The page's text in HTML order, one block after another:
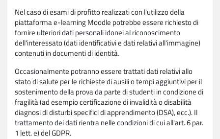
Nel caso di esami di profitto realizzati con l'utilizzo della
piattaforma e-learning Moodle potrebbe essere richiesto di
fornire ulteriori dati personali idonei al riconoscimento
dell'interessato (dati identificativi e dati relativi all'immagine)
contenuti in documenti di identità.
Occasionalmente potranno essere trattati dati relativi allo
stato di salute per le richieste di ausili o tempi aggiuntivi per il
sostenimento della prova da parte di studenti in condizione di
fragilità (ad esempio certificazione di invalidità o disabilità
diagnosi di disturbi specifici di apprendimento (DSA), ecc.). Il
trattamento dei dati rientra nelle condizioni di cui all'art. 6 par.
1 lett. e) del GDPR.